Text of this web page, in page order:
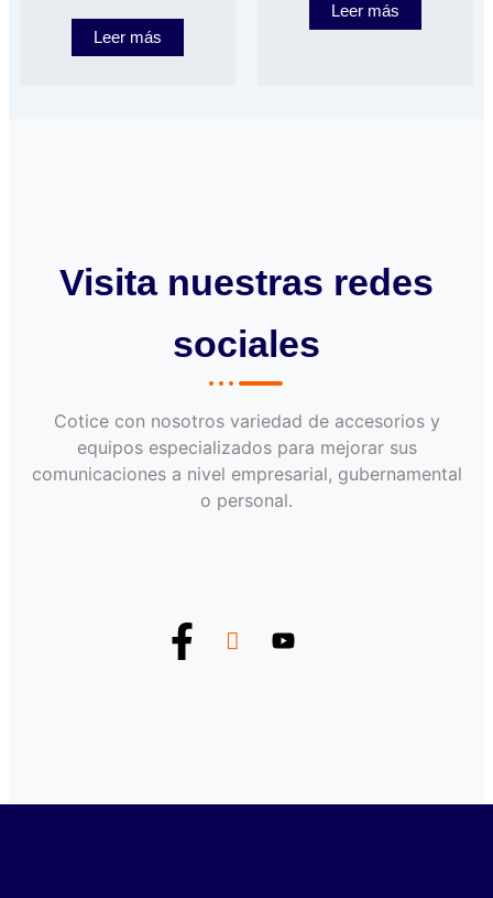
Leer más
Leer más
Visita nuestras redes
sociales
Cotice con nosotros variedad de accesorios y
equipos especializados para mejorar sus
comunicaciones a nivel empresarial, gubernamental
o personal.